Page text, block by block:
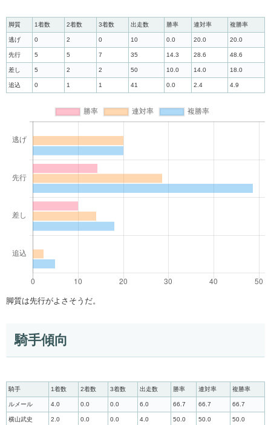
脚質 1着数 2着数 3着数 出走数 勝率 連対率 複勝率
逃げ 0 2 0 10 0.0 20.0 20.0
先行 5 5 7 35 14.3 28.6 48.6
差し 5 2 2 50 10.0 14.0 18.0
追込 0 1 1 41 0.0 2.4 4.9
脚質は先行がよさそうだ。
騎手傾向
騎手 1着数 2着数 3着数 出走数 勝率 連対率 複勝率
ルメール 4.0 0.0 0.0 6.0 66.7 66.7 66.7
横山武史 2.0 0.0 0.0 4.0 50.0 50.0 50.0